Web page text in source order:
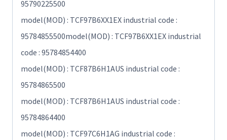
95790225500
model(MOD) : TCF97B6XX1EX industrial code :
95784855500model(MOD) : TCF97B6XX1EX industrial
code : 95784854400
model(MOD) : TCF87B6H1AUS industrial code :
95784865500
model(MOD) : TCF87B6H1AUS industrial code :
95784864400
model(MOD) : TCF97C6H1AG industrial code :